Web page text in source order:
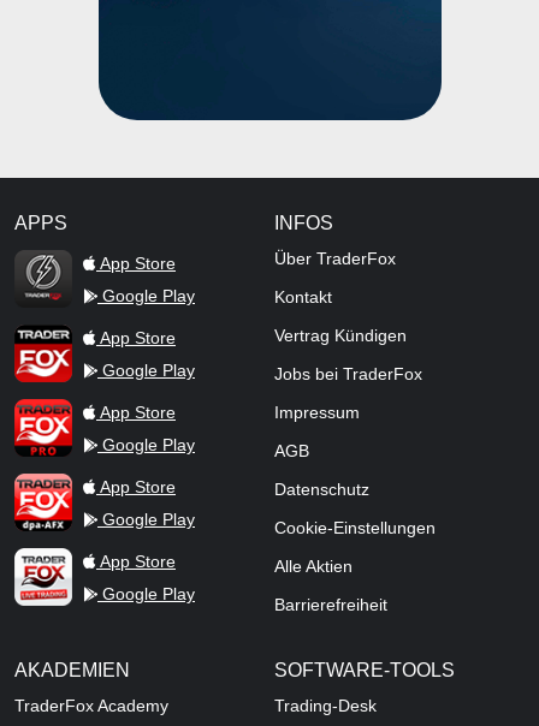
APPS
TraderFox Flash
App Store
Google Play
TraderFox AppApp Store
Google Play
TraderFox ProApp Store
Google Play
TraderFox dpa-AFX ProFeed
App Store
Google Play
TraderFox Live Trading
App Store
Google Play
INFOS
Über TraderFox
Kontakt
Vertrag Kündigen
Jobs bei TraderFox
Impressum
AGB
Datenschutz
Cookie-Einstellungen
Alle Aktien
Barrierefreiheit
AKADEMIEN
TraderFox Academy
SOFTWARE-TOOLS
Trading-Desk